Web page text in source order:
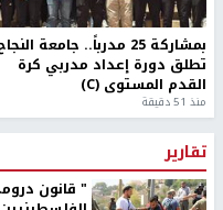
بمشاركة 25 مدرباً.. جامعة
تطلق دورة إعداد مدربي كرة
القدم المستوى (C)
منذ 51 دقيقة
تقارير
" قانون